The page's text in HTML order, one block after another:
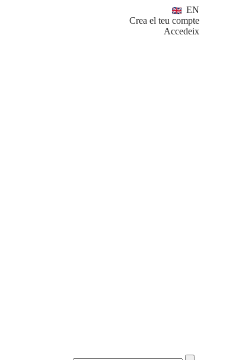
EN
Crea el teu compte
Accedeix